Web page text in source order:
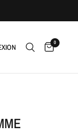
0